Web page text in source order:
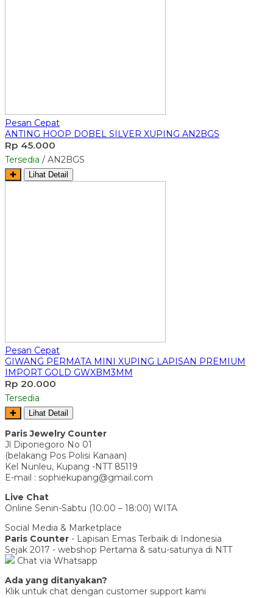
Pesan Cepat
ANTING HOOP DOBEL SILVER XUPING AN2BGS
Rp 45.000
Tersedia / AN2BGS
✚ Lihat Detail
Pesan Cepat
GIWANG PERMATA MINI XUPING LAPISAN PREMIUM
IMPORT GOLD GWXBM3MM
Rp 20.000
Tersedia
✚ Lihat Detail
Paris Jewelry Counter
Jl Diponegoro No 01
(belakang Pos Polisi Kanaan)
Kel Nunleu, Kupang -NTT 85119
E-mail : sophiekupang@gmail.com
Live Chat
Online Senin-Sabtu (10.00 – 18:00) WITA
Social Media & Marketplace
Paris Counter - Lapisan Emas Terbaik di Indonesia
Sejak 2017 - webshop Pertama & satu-satunya di NTT
Chat via Whatsapp
Ada yang ditanyakan?
Klik untuk chat dengan customer support kami